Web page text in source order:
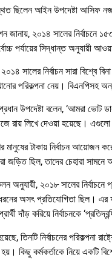
ছিলেন আইন উপদেষ্টা আসিফ
জানায়, ২০১৪ সালের নির্বাচনে
পর্যায়ের সিদ্ধান্ত অনুযায়ী
সালের নির্বাচন সারা বিশ্বে
পরিকল্পনা নেয়। বিএনপিসহ
উপদেষ্টা বলেন, ‘আমরা ভোট
রায় লিখে দেওয়া হয়েছে।
মানুষের টাকায় নির্বাচন
জড়িত ছিল, তাদের চেহারা
অনুযায়ী, ২০১৮ সালের নির্বাচনে
অসৎ প্রতিযোগিতা ছিল। এর
দাঁড় করিয়ে নির্বাচনকে
তিনটি নির্বাচনের পরিকল্পনা
হয়। কিছু কর্মকর্তাকে নিয়ে একটি